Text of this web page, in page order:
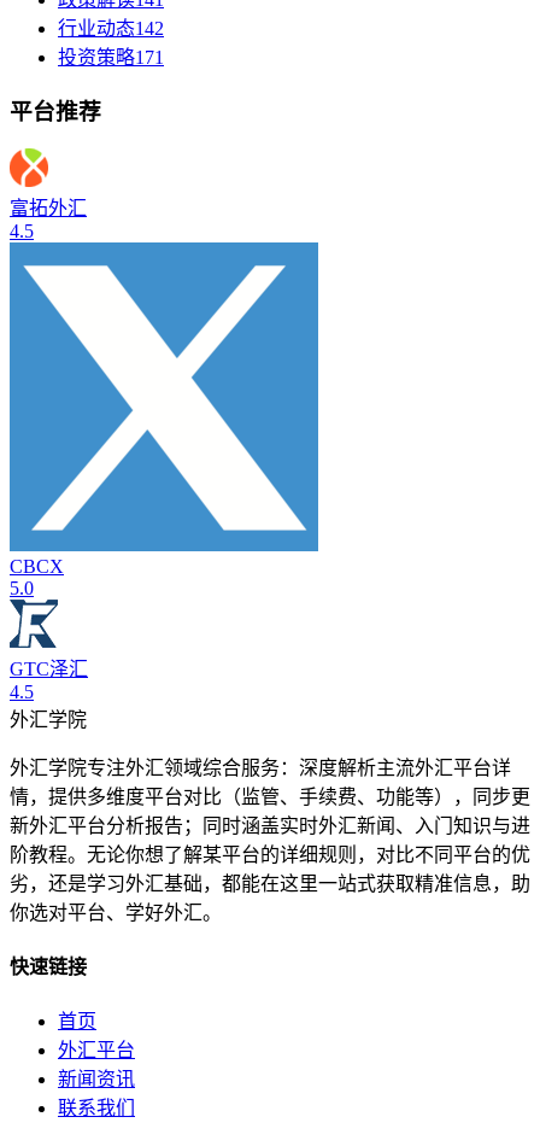
行业动态142
投资策略171
平台推荐
富拓外汇
4.5
CBCX
5.0
GTC泽汇
4.5
外汇学院
外汇学院专注外汇领域综合服务：深度解析主流外汇平台详
情，提供多维度平台对比（监管、手续费、功能等），同步更
新外汇平台分析报告；同时涵盖实时外汇新闻、入门知识与进
阶教程。无论你想了解某平台的详细规则，对比不同平台的优
劣，还是学习外汇基础，都能在这里一站式获取精准信息，助
你选对平台、学好外汇。
快速链接
首页
外汇平台
新闻资讯
联系我们